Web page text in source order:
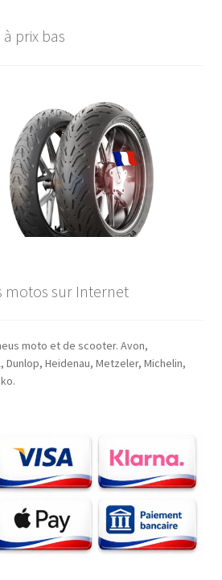
prix bas
motos sur Internet
moto et de scooter. Avon,
Heidenau, Metzeler, Michelin,